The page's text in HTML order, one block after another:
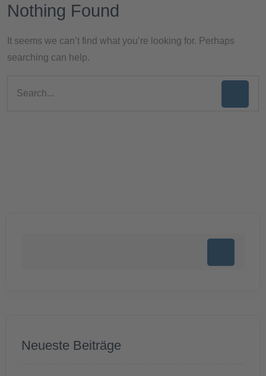
Nothing Found
It seems we can’t find what you’re looking for. Perhaps
searching can help.
Neueste Beiträge